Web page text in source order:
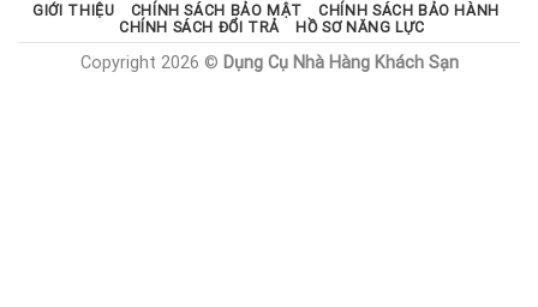
GIỚI THIỆU CHÍNH SÁCH BẢO MẬT
CHÍNH SÁCH BẢO HÀNH
CHÍNH SÁCH ĐỔI TRẢ
HỒ SƠ NĂNG LỰC
Copyright 2026 © Dụng Cụ Nhà Hàng Khách Sạn